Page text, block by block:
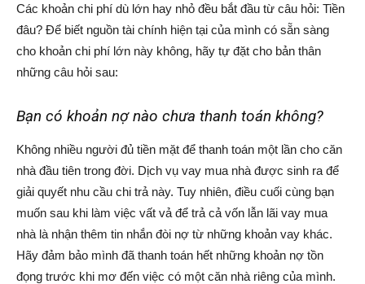
Các khoản chi phí dù lớn hay nhỏ đều bắt đầu từ câu hỏi: Tiền
đâu? Để biết nguồn tài chính hiện tại của mình có sẵn sàng
cho khoản chi phí lớn này không, hãy tự đặt cho bản thân
những câu hỏi sau:
Bạn có khoản nợ nào chưa thanh toán không?
Không nhiều người đủ tiền mặt để thanh toán một lần cho căn
nhà đầu tiên trong đời. Dịch vụ vay mua nhà được sinh ra để
giải quyết nhu cầu chi trả này. Tuy nhiên, điều cuối cùng bạn
muốn sau khi làm việc vất vả để trả cả vốn lẫn lãi vay mua
nhà là nhận thêm tin nhắn đòi nợ từ những khoản vay khác.
Hãy đảm bảo mình đã thanh toán hết những khoản nợ tồn
đọng trước khi mơ đến việc có một căn nhà riêng của mình.